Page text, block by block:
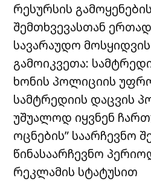
რესურსის
შემთხვევასთან
სავარაუდო მოსყიდვის
გამოიკვეთა:
ხონის პოლიციის
სამტრედიის დაცვის
უშუალოდ იყვნენ
ოცნების” საარჩევნო
წინასაარჩევნო
რეკლამის სტატუსით